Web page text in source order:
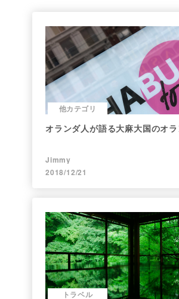
他カテゴリ
オランダ人が語る大麻大国のオ
Jimmy
2018/12/21
トラベル